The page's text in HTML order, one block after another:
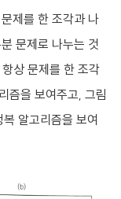
제를 한 조각과 나
문제로 나누는 것
상 문제를 한 조각
즘을 보여주고, 그림
알고리즘을 보여